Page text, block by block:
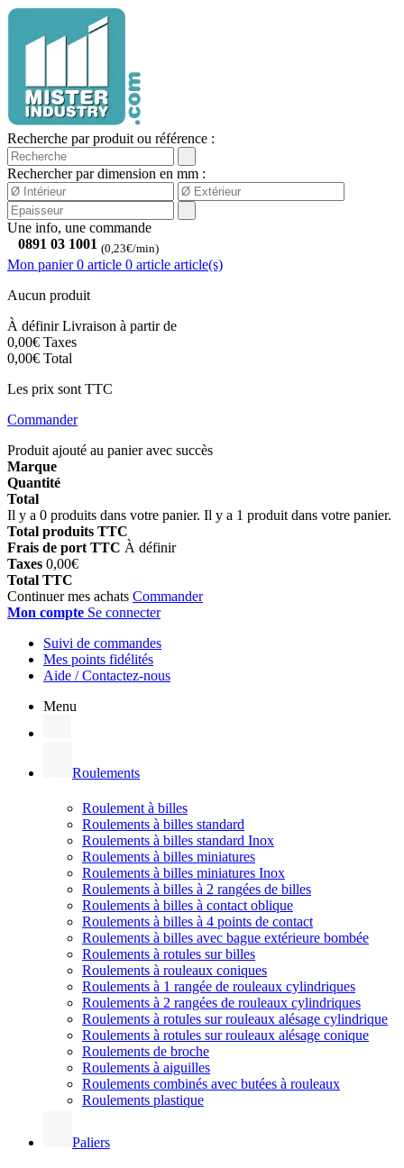
Recherche par produit ou référence :
Rechercher par dimension en mm :
Une info, une commande
0891 03 1001 (0,23€/min)
Mon panier 0 article 0 article article(s)
Aucun produit
À définirLivraison à partir de
0,00€ Taxes
0,00€ Total
Les prix sont TTC
Commander
Produit ajouté au panier avec succès
Marque
Quantité
Total
Il y a 0 produits dans votre panier. Il y a 1 produit dans votre panier.
Total produits TTC
Frais de port TTC À définir
Taxes 0,00€
Total TTC
Continuer mes achats Commander
Mon compte Se connecter
Suivi de commandes
Mes points fidélités
Aide / Contactez-nous
Menu
Roulements
Roulement à billes
Roulements à billes standard
Roulements à billes standard Inox
Roulements à billes miniatures
Roulements à billes miniatures Inox
Roulements à billes à 2 rangées de billes
Roulements à billes à contact oblique
Roulements à billes à 4 points de contact
Roulements à billes avec bague extérieure bombée
Roulements à rotules sur billes
Roulements à rouleaux coniques
Roulements à 1 rangée de rouleaux cylindriques
Roulements à 2 rangées de rouleaux cylindriques
Roulements à rotules sur rouleaux alésage cylindrique
Roulements à rotules sur rouleaux alésage conique
Roulements de broche
Roulements à aiguilles
Roulements combinés avec butées à rouleaux
Roulements plastique
Paliers